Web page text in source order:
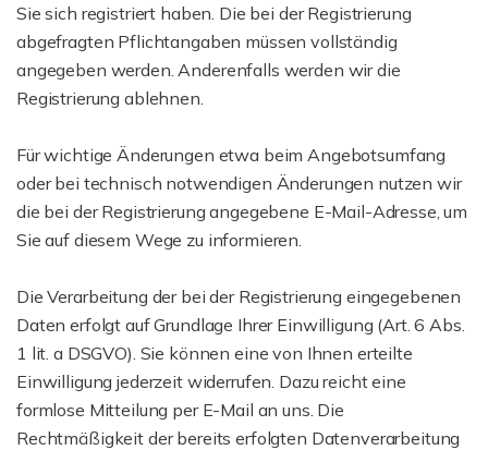
Sie sich registriert haben. Die bei der Registrierung
abgefragten Pflichtangaben müssen vollständig
angegeben werden. Anderenfalls werden wir die
Registrierung ablehnen.
Für wichtige Änderungen etwa beim Angebotsumfang
oder bei technisch notwendigen Änderungen nutzen wir
die bei der Registrierung angegebene E-Mail-Adresse, um
Sie auf diesem Wege zu informieren.
Die Verarbeitung der bei der Registrierung eingegebenen
Daten erfolgt auf Grundlage Ihrer Einwilligung (Art. 6 Abs.
1 lit. a DSGVO). Sie können eine von Ihnen erteilte
Einwilligung jederzeit widerrufen. Dazu reicht eine
formlose Mitteilung per E-Mail an uns. Die
Rechtmäßigkeit der bereits erfolgten Datenverarbeitung